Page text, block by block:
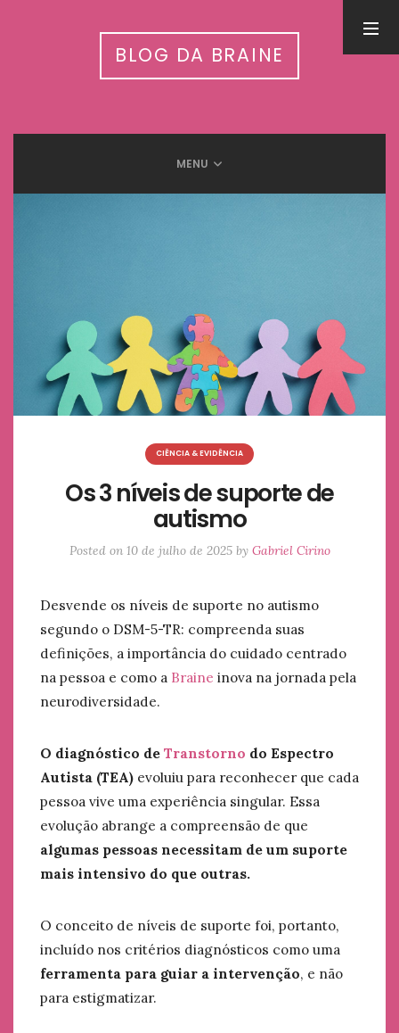
BLOG DA BRAINE
MENU
CIÊNCIA & EVIDÊNCIA
Os 3 níveis de suporte de
autismo
Posted on 10 de julho de 2025 by Gabriel Cirino
Desvende os níveis de suporte no autismo
segundo o DSM-5-TR: compreenda suas
definições, a importância do cuidado centrado
na pessoa e como a Braine inova na jornada pela
neurodiversidade.
O diagnóstico de Transtorno do Espectro
Autista (TEA) evoluiu para reconhecer que cada
pessoa vive uma experiência singular. Essa
evolução abrange a compreensão de que
algumas pessoas necessitam de um suporte
mais intensivo do que outras.
O conceito de níveis de suporte foi, portanto,
incluído nos critérios diagnósticos como uma
ferramenta para guiar a intervenção, e não
para estigmatizar.
Inteligência Artificial nas APAEs: workshop nacional conecta